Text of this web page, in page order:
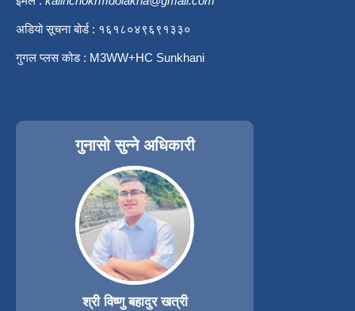
अडियो सूचना बोर्ड : १६१८०४९६९१३३०
गुगल प्लस कोड : M3WW+HC Sunkhani
गुनासो सुन्ने अधिकारी
श्री विष्णु बहादुर खत्री